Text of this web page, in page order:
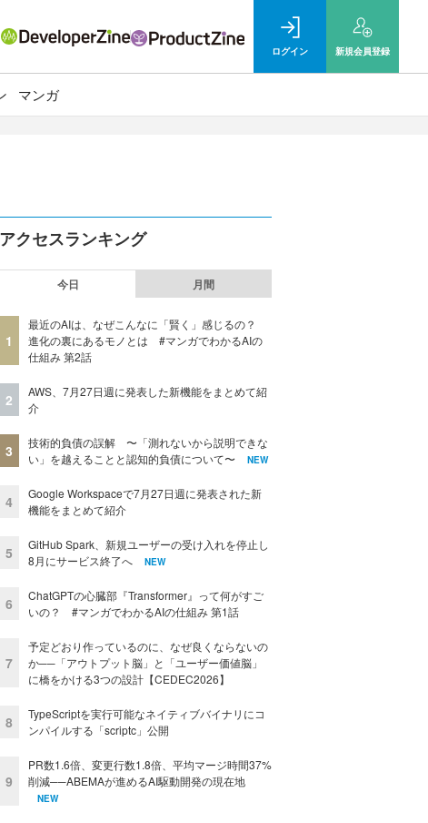
ログイン 新規会員登録
マンガ
アクセスランキング
今日 月間
1
最近のAIは、なぜこんなに「賢く」感じるの？
進化の裏にあるモノとは #マンガでわかるAIの
仕組み 第2話
2
AWS、7月27日週に発表した新機能をまとめて紹
介
3
技術的負債の誤解 〜「測れないから説明できな
い」を越えることと認知的負債について〜
NEW
4
Google Workspaceで7月27日週に発表された新
機能をまとめて紹介
5
GitHub Spark、新規ユーザーの受け入れを停止し
8月にサービス終了へ
NEW
6
ChatGPTの心臓部『Transformer』って何がすご
いの？ #マンガでわかるAIの仕組み 第1話
7
予定どおり作っているのに、なぜ良くならないの
か──「アウトプット脳」と「ユーザー価値脳」
に橋をかける3つの設計【CEDEC2026】
8
TypeScriptを実行可能なネイティブバイナリにコ
ンパイルする「scriptc」公開
9
PR数1.6倍、変更行数1.8倍、平均マージ時間37%
削減──ABEMAが進めるAI駆動開発の現在地
NEW